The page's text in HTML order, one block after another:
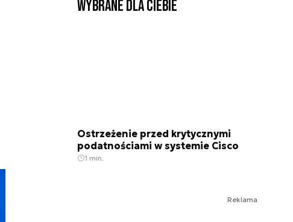
Wybrane dla Ciebie
Ostrzeżenie przed krytycznymi
podatnościami w systemie Cisco
1 min.
Reklama